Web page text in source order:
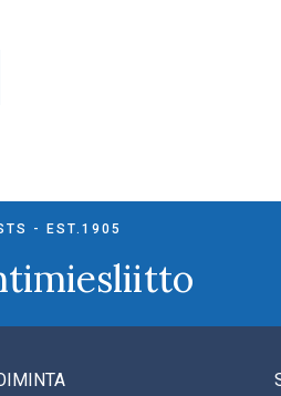
- EST.1905